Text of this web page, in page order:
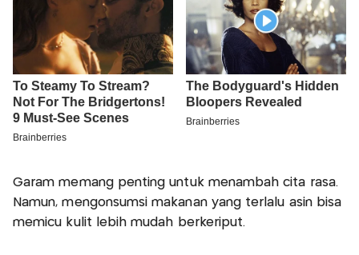
Garam memang penting untuk menambah cita rasa.
Namun, mengonsumsi makanan yang terlalu asin bisa
memicu kulit lebih mudah berkeriput.